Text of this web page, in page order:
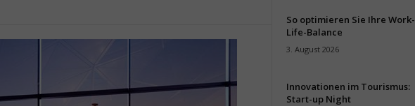
So optimieren Sie Ihre Work-
Life-Balance
3. August 2026
Innovationen im Tourismus:
Start-up Night